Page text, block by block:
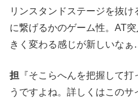
リンスタンドステージを抜
に繋げるかのゲーム性。AT
きく変わる感じが新しいなぁ
担 『そこらへんを把握して
うですよね。詳しくはこのサ